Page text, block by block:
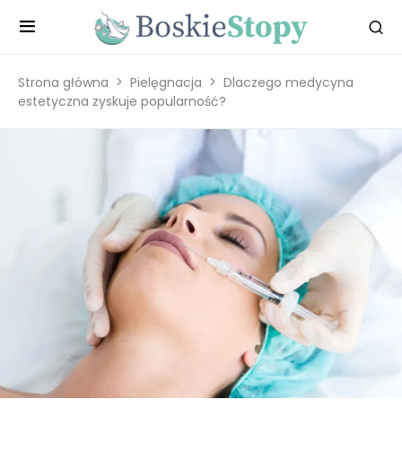
Strona główna Pielęgnacja
Dlaczego medycyna
estetyczna zyskuje popularność?